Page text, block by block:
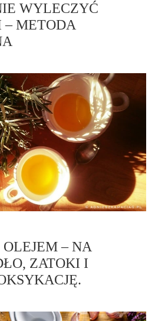
WYLECZYĆ
– METODA
– NA
ZATOKI I